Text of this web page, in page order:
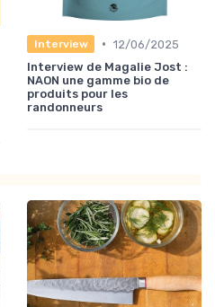
Interview • 12/06/2025
Interview de Magalie Jost :
NAON une gamme bio de
produits pour les
randonneurs